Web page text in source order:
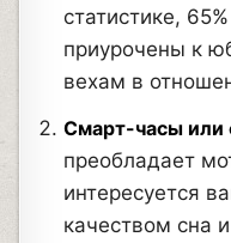
статистике,
приурочены к
вехам в
Смарт-часы или
преобладает
интересуется
качеством сна